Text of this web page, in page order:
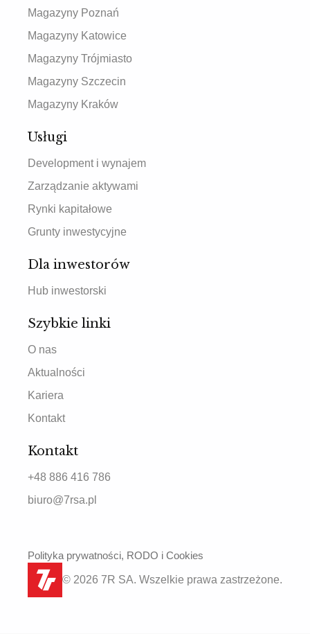
Magazyny Poznań
Magazyny Katowice
Magazyny Trójmiasto
Magazyny Szczecin
Magazyny Kraków
Usługi
Development i wynajem
Zarządzanie aktywami
Rynki kapitałowe
Grunty inwestycyjne
Dla inwestorów
Hub inwestorski
Szybkie linki
O nas
Aktualności
Kariera
Kontakt
Kontakt
+48 886 416 786
biuro@7rsa.pl
© 2026 7R SA. Wszelkie prawa zastrzeżone.
Polityka prywatności, RODO i Cookies